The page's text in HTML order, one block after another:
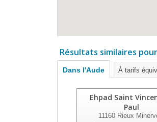
Résultats similaires
Dans l'Aude À tarifs
Ehpad Saint
Paul
11160Rieux